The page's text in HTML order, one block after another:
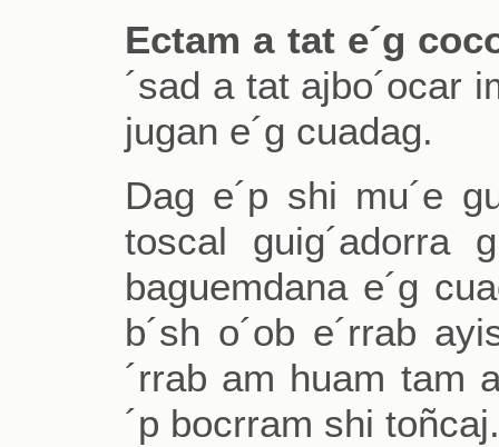
Ectam a tat e´g
´sad a tat ajbo´ocar
jugan e´g cuadag.
Dag e´p shi mu´e
toscal guig´adorra
baguemdana e´g
b´sh o´ob e´rrab
´rrab am huam tam
´p bocrram shi toñcaj.